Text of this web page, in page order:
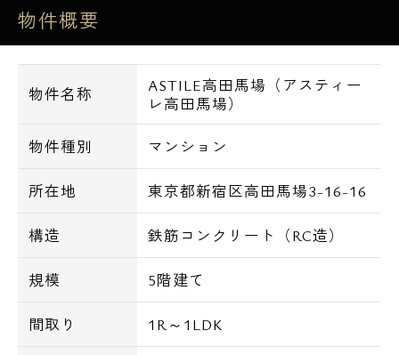
＝＝＝＝＝＝＝＝＝＝＝＝＝＝＝＝＝＝＝＝
＝＝＝＝＝＝＝＝＝＝＝
【ASTILE高田馬場（アスティーレ高田馬場）
の物件概要】
所 在 地：東京都新宿区高田馬場3-16-16
構 造：鉄筋コンクリート造
規 模：地上5階建
総 戸 数：16戸
交 通：JR山手線 高田馬場駅 徒歩8
分
駐 車 場：なし
バイク置場：なし
駐 輪 場：なし
物件概要
物件名称
ASTILE高田馬場（アスティー
レ高田馬場）
物件種別 マンション
所在地 東京都新宿区高田馬場3-16-16
構造 鉄筋コンクリート（RC造）
規模 5階建て
間取り 1R～1LDK